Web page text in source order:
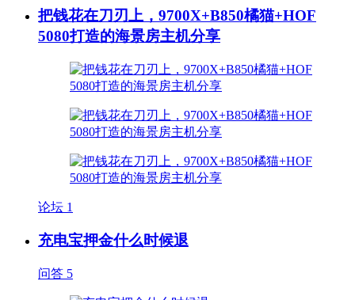
把钱花在刀刃上，9700X+B850橘猫+HOF
5080打造的海景房主机分享
论坛 1
充电宝押金什么时候退
问答 5